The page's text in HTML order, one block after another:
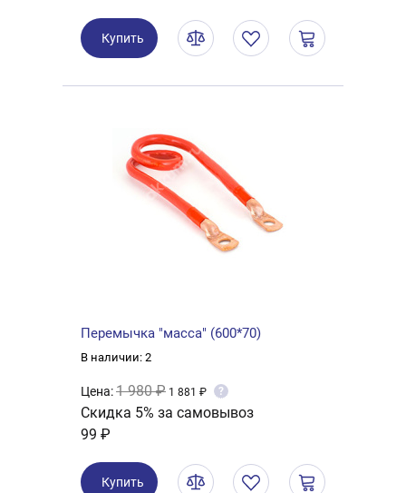
Купить
Перемычка "масса" (600*70)
В наличии: 2
Цена:1 980 ₽ 1 881 ₽ ?
Скидка 5% за самовывоз
99 ₽
Купить